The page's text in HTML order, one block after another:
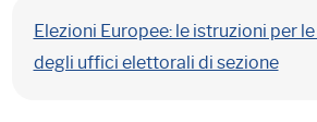
Elezioni Europee: le istruzioni per
degli uffici elettorali di sezione